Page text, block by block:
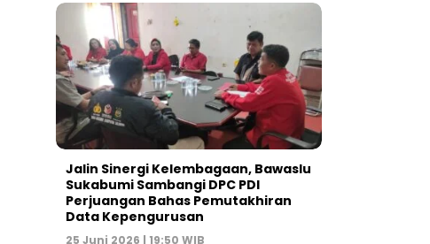
Jalin Sinergi Kelembagaan, Bawaslu
Sukabumi Sambangi DPC PDI
Perjuangan Bahas Pemutakhiran
Data Kepengurusan
25 Juni 2026 | 19:50 WIB